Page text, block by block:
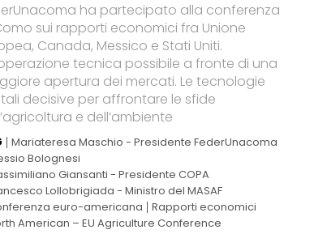
ha partecipato alla conferenza
sui rapporti economici fra Unione
Canada, Messico e Stati Uniti.
tecnica possibile a fronte di una
apertura dei mercati. Le tecnologie
decisive per affrontare le sfide
e dell’ambiente
Mariateresa Maschio - Presidente FederUnacoma
Bolognesi
Giansanti - Presidente COPA
Lollobrigiada - Ministro del MASAF
euro-americana
Rapporti economici
American – EU Agriculture Conference